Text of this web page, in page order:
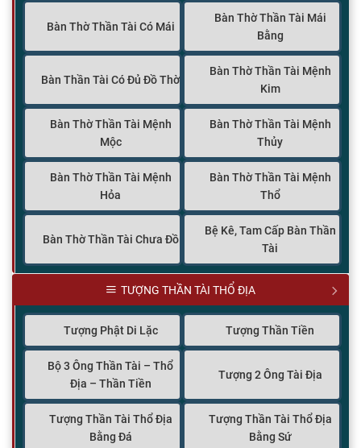
Bàn Thờ Thần Tài Có Mái
Bàn Thờ Thần Tài Mái
Bằng
Bàn Thần Tài Có Đủ Đồ Thờ
Bàn Thờ Thần Tài Mệnh
Kim
Bàn Thờ Thần Tài Mệnh
Mộc
Bàn Thờ Thần Tài Mệnh
Thủy
Bàn Thờ Thần Tài Mệnh
Hỏa
Bàn Thờ Thần Tài Mệnh
Thổ
Bàn Thờ Thần Tài Chưa Đồ
Bệ Kê, Tam Cấp Bàn Thần
Tài
TƯỢNG THẦN TÀI THỔ ĐỊA
Tượng Phật Di Lặc Tượng Thần Tiền
Bộ 3 Ông Thần Tài – Thổ
Địa – Thần Tiền
Tượng 2 Ông Tài Địa
Tượng Thần Tài Thổ Địa
Bằng Đá
Tượng Thần Tài Thổ Địa
Bằng Sứ